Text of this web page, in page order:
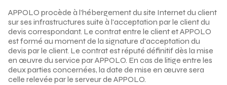
APPOLO procède à l’hébergement du site Internet du client
sur ses infrastructures suite à l'acceptation par le client du
devis correspondant. Le contrat entre le client et APPOLO
est formé au moment de la signature d'acceptation du
devis par le client. Le contrat est réputé définitif dès la mise
en œuvre du service par APPOLO. En cas de litige entre les
deux parties concernées, la date de mise en œuvre sera
celle relevée par le serveur de APPOLO.